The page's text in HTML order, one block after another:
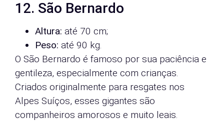
12. São Bernardo
Altura: até 70 cm;
Peso: até 90 kg.
O São Bernardo é famoso por sua paciência e
gentileza, especialmente com crianças.
Criados originalmente para resgates nos
Alpes Suíços, esses gigantes são
companheiros amorosos e muito leais.